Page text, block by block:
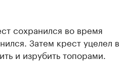
сохранился во время
Затем крест уцелел в
и изрубить топорами.